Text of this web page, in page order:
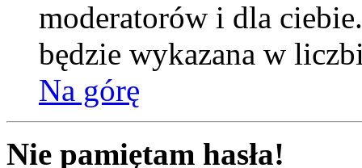
moderatorów i dla
będzie wykazana w
Na górę
Nie pamiętam hasła!